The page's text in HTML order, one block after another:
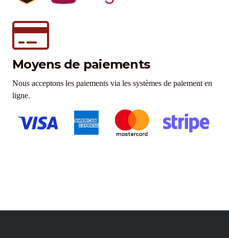
Moyens de paiements
Nous acceptons les paiements via les systèmes de paiement en
ligne.